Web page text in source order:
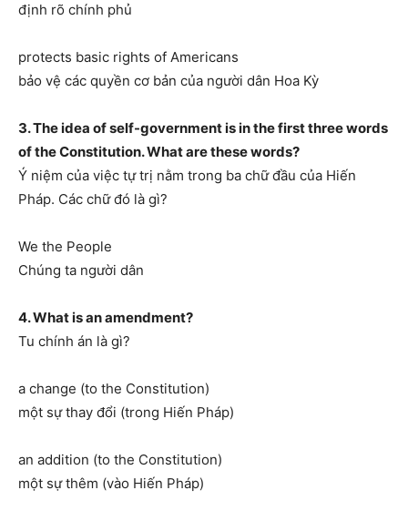
định rõ chính phủ
protects basic rights of Americans
bảo vệ các quyền cơ bản của người dân Hoa Kỳ
3. The idea of self-government is in the first three words
of the Constitution. What are these words?
Ý niệm của việc tự trị nằm trong ba chữ đầu của Hiến
Pháp. Các chữ đó là gì?
We the People
Chúng ta người dân
4. What is an amendment?
Tu chính án là gì?
a change (to the Constitution)
một sự thay đổi (trong Hiến Pháp)
an addition (to the Constitution)
một sự thêm (vào Hiến Pháp)